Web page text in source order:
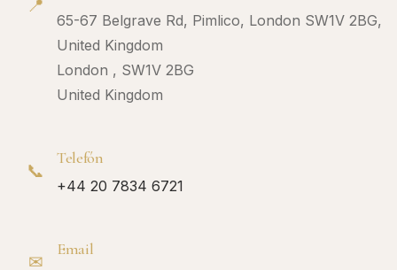
📍
65-67 Belgrave Rd, Pimlico, London SW1V 2BG,
United Kingdom
London , SW1V 2BG
United Kingdom
📞
Telefón
+44 20 7834 6721
✉
Email